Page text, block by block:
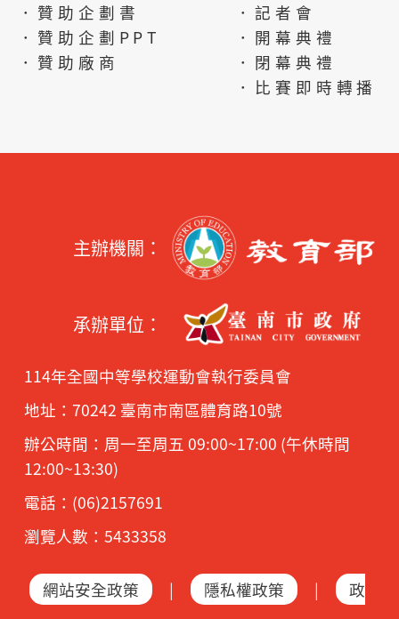
．贊助企劃書
．贊助企劃PPT
．贊助廠商
．記者會
．開幕典禮
．閉幕典禮
．比賽即時轉播
主辦機關：
承辦單位：
114年全國中等學校運動會執行委員會
地址：70242 臺南市南區體育路10號
辦公時間：周一至周五 09:00~17:00 (午休時間
12:00~13:30)
電話：(06)2157691
瀏覽人數：5433358
網站安全政策 | 隱私權政策 | 政